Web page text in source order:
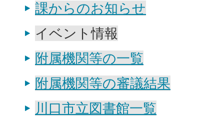
課からのお知らせ
イベント情報
附属機関等の一覧
附属機関等の審議結果
川口市立図書館一覧